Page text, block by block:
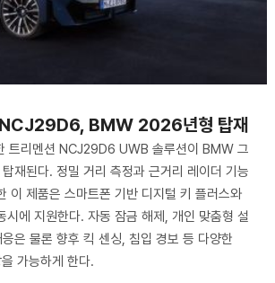
BMW 2026년형 탑재
트리멘션 NCJ29D6 UWB 솔루션이 BMW 그
재된다. 정밀 거리 측정과 근거리 레이더 기능
이 제품은 스마트폰 기반 디지털 키 플러스와
시에 지원한다. 자동 잠금 해제, 개인 맞춤형 설
은 물론 향후 킥 센싱, 침입 경보 등 다양한
가능하게 한다.